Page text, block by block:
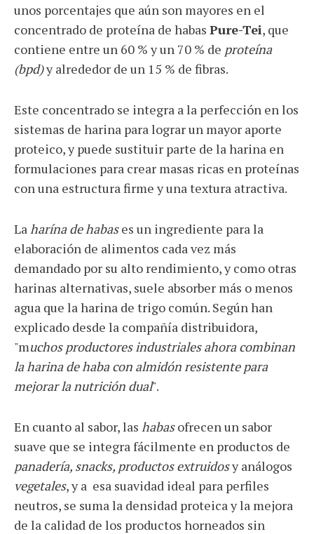
unos porcentajes que aún son mayores en el
concentrado de proteína de habas Pure-Tei, que
contiene entre un 60 % y un 70 % de proteína
(bpd)y alrededor de un 15 % de fibras.
Este concentrado se integra a la perfección en los
sistemas de harina para lograr un mayor aporte
proteico, y puede sustituir parte de la harina en
formulaciones para crear masas ricas en proteínas
con una estructura firme y una textura atractiva.
La harína de habases un ingrediente para la
elaboración de alimentos cada vez más
demandado por su alto rendimiento, y como otras
harinas alternativas, suele absorber más o menos
agua que la harina de trigo común. Según han
explicado desde la compañía distribuidora,
"muchos productores industriales ahora combinan
la harina de haba con almidón resistente para
mejorar la nutrición dual".
En cuanto al sabor, las habasofrecen un sabor
suave que se integra fácilmente en productos de
panadería, snacks, productos extruidosy análogos
vegetales, y a esa suavidad ideal para perfiles
neutros, se suma la densidad proteica y la mejora
de la calidad de los productos horneados sin